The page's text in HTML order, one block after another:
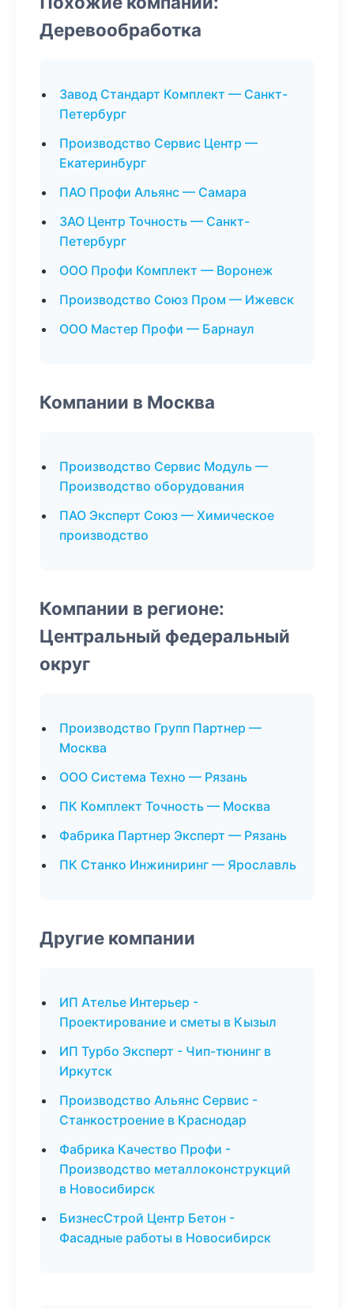
Деревообработка
Завод Стандарт Комплект — Санкт-
Петербург
Производство Сервис Центр —
Екатеринбург
ПАО Профи Альянс — Самара
ЗАО Центр Точность — Санкт-
Петербург
ООО Профи Комплект — Воронеж
Производство Союз Пром — Ижевск
ООО Мастер Профи — Барнаул
Компании в Москва
Производство Сервис Модуль —
Производство оборудования
ПАО Эксперт Союз — Химическое
производство
Компании в регионе:
Центральный федеральный
округ
Производство Групп Партнер —
Москва
ООО Система Техно — Рязань
ПК Комплект Точность — Москва
Фабрика Партнер Эксперт — Рязань
ПК Станко Инжиниринг — Ярославль
Другие компании
ИП Ателье Интерьер -
Проектирование и сметы в Кызыл
ИП Турбо Эксперт - Чип-тюнинг в
Иркутск
Производство Альянс Сервис -
Станкостроение в Краснодар
Фабрика Качество Профи -
Производство металлоконструкций
в Новосибирск
БизнесСтрой Центр Бетон -
Фасадные работы в Новосибирск